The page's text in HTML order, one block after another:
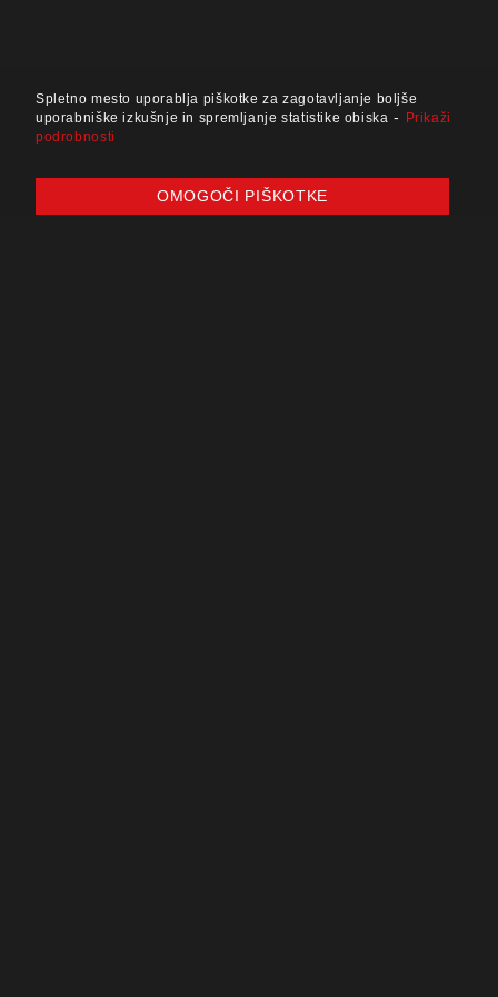
Spletno mesto uporablja piškotke za zagotavljanje boljše
uporabniške izkušnje in spremljanje statistike obiska -
Prikaži
podrobnosti
OMOGOČI PIŠKOTKE